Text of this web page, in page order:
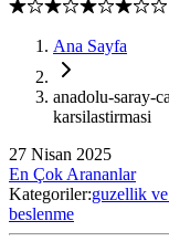
Ana Sayfa
anadolu-saray-
karsilastirmasi
27 Nisan 2025
En Çok Arananlar
Kategoriler:guzellik
beslenme